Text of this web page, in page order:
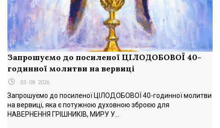
Запрошуємо до посиленої ЦІЛОДОБОВОЇ 40-
годинної молитви на вервиці
03. 08. 2026
Запрошуємо до посиленої ЦІЛОДОБОВОЇ 40-годинної молитви
на вервиці, яка є потужною духовною зброєю для
НАВЕРНЕННЯ ГРІШНИКІВ, МИРУ У...